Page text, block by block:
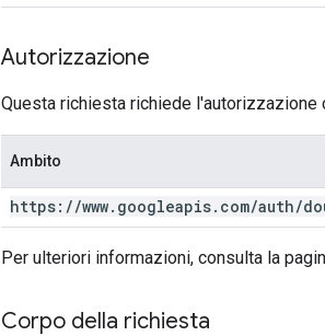
Autorizzazione
Questa richiesta richiede l'autorizzazione
Ambito
https: //www. googleapis. com/auth/
Per ulteriori informazioni, consulta la
Corpo della richiesta